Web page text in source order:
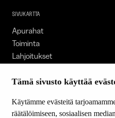
Tämä sivusto käyttää
Käytämme evästeitä
räätälöimiseen, sosiaalisen
SIVUKARTTA
Apurahat
Toiminta
Lahjoitukset
Ajankohtaista
Yhteystiedot